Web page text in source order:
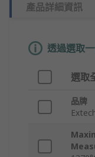
產品詳細資訊
透過選取
選取
品牌